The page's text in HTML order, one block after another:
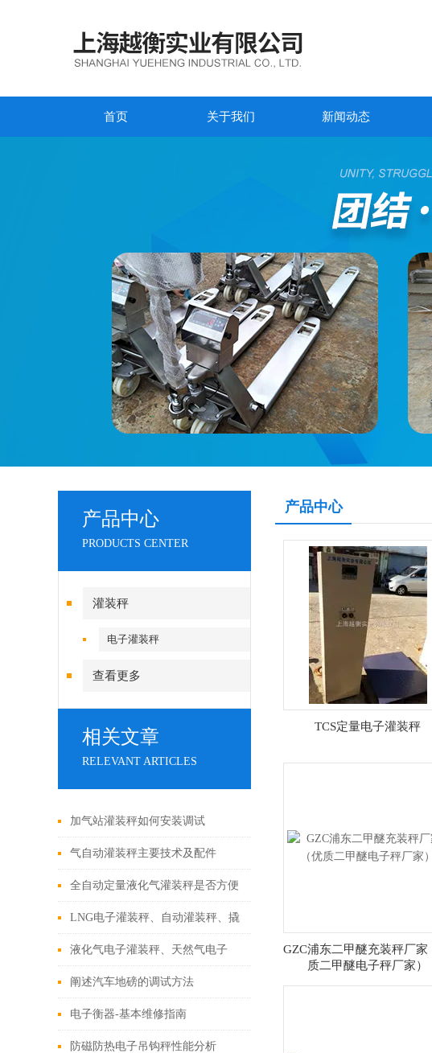
首页 关于我们 新闻动态
产品中心
PRODUCTS CENTER
灌装秤
电子灌装秤
查看更多
相关文章
RELEVANT ARTICLES
加气站灌装秤如何安装调试
气自动灌装秤主要技术及配件
全自动定量液化气灌装秤是否方便
LNG电子灌装秤、自动灌装秤、撬
棍站老板的好帮手
液化气电子灌装秤、天然气电子
秤、如何保养
阐述汽车地磅的调试方法
电子衡器-基本维修指南
防磁防热电子吊钩秤性能分析
产品中心
TCS定量电子灌装秤
GZC浦东二甲醚充装秤厂家
质二甲醚电子秤厂家）